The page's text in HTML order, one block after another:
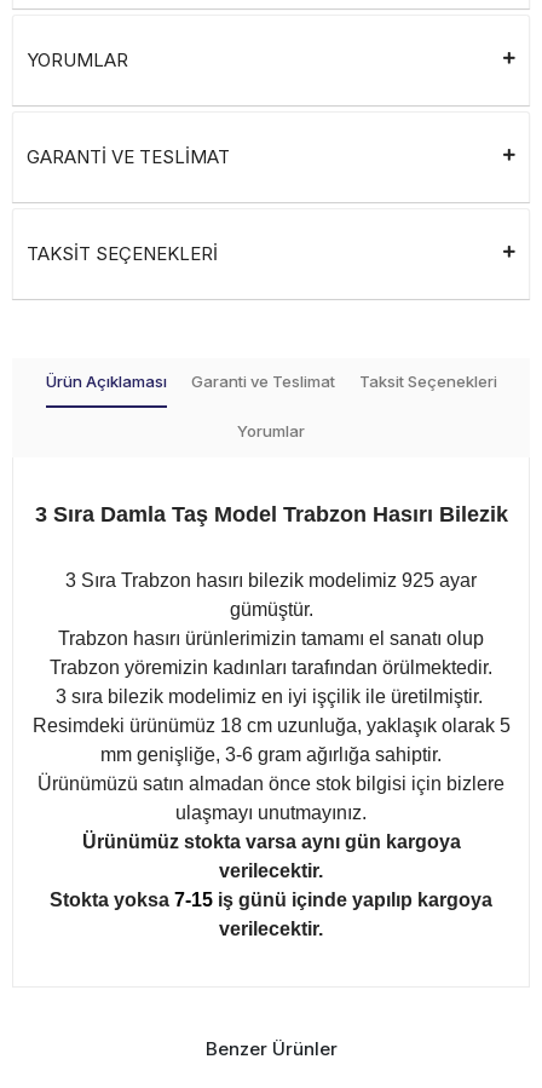
YORUMLAR
GARANTİ VE TESLİMAT
TAKSİT SEÇENEKLERİ
Ürün Açıklaması Garanti ve Teslimat Taksit Seçenekleri
Yorumlar
3 Sıra Damla Taş Model Trabzon Hasırı Bilezik
3 Sıra Trabzon hasırı bilezik modelimiz 925 ayar
gümüştür.
Trabzon hasırı ürünlerimizin tamamı el sanatı olup
Trabzon yöremizin kadınları tarafından örülmektedir.
3 sıra bilezik modelimiz en iyi işçilik ile üretilmiştir.
Resimdeki ürünümüz 18 cm uzunluğa, yaklaşık olarak 5
mm genişliğe, 3-6 gram ağırlığa sahiptir.
Ürünümüzü satın almadan önce stok bilgisi için bizlere
ulaşmayı unutmayınız.
Ürünümüz stokta varsa aynı gün kargoya
verilecektir.
Stokta yoksa 7-15 iş günü içinde yapılıp kargoya
verilecektir.
Benzer Ürünler